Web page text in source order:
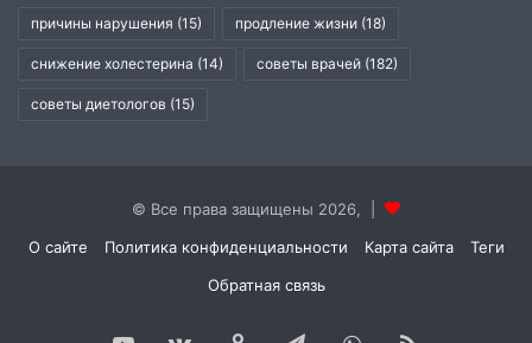
причины нарушения (15) продление жизни (18)
снижение холестерина (14) советы врачей (182)
советы диетологов (15)
© Все права защищены 2026, |
О сайте
Политика конфиденциальности Карта сайта
Теги
Обратная связь